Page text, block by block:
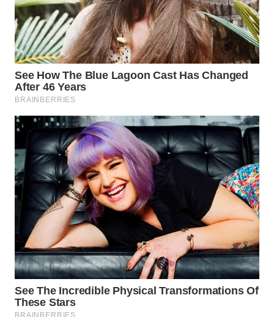
CO ID
WAHANANEWS
NET
WAHANA
SPORT
WAHANA
UMKM
WAHANA
SELEB
WAHANA
PERSONA
WAHANA
OTOMOTIF
WAHANA